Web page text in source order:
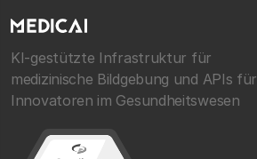
KI-gestützte Infrastruktur für
medizinische Bildgebung und APIs für
Innovatoren im Gesundheitswesen